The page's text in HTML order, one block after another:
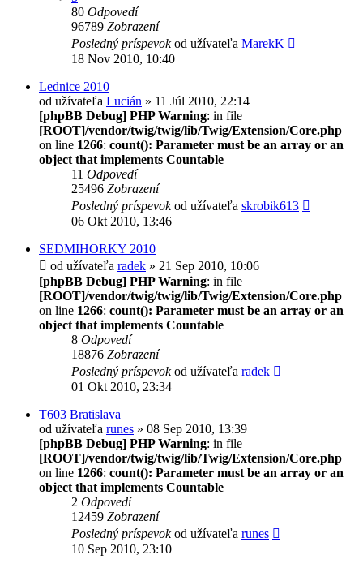
80 Odpovedí
96789 Zobrazení
Posledný príspevokod užívateľa MarekK
18 Nov 2010, 10:40
Lednice 2010
od užívateľa Lucián » 11 Júl 2010, 22:14
[phpBB Debug] PHP Warning: in file
[ROOT]/vendor/twig/twig/lib/Twig/Extension/Core.php
on line 1266: count(): Parameter must be an array or an
object that implements Countable
11 Odpovedí
25496 Zobrazení
Posledný príspevokod užívateľa skrobik613
06 Okt 2010, 13:46
SEDMIHORKY 2010
od užívateľa radek » 21 Sep 2010, 10:06
[phpBB Debug] PHP Warning: in file
[ROOT]/vendor/twig/twig/lib/Twig/Extension/Core.php
on line 1266: count(): Parameter must be an array or an
object that implements Countable
8 Odpovedí
18876 Zobrazení
Posledný príspevokod užívateľa radek
01 Okt 2010, 23:34
T603 Bratislava
od užívateľa runes » 08 Sep 2010, 13:39
[phpBB Debug] PHP Warning: in file
[ROOT]/vendor/twig/twig/lib/Twig/Extension/Core.php
on line 1266: count(): Parameter must be an array or an
object that implements Countable
2 Odpovedí
12459 Zobrazení
Posledný príspevokod užívateľa runes
10 Sep 2010, 23:10